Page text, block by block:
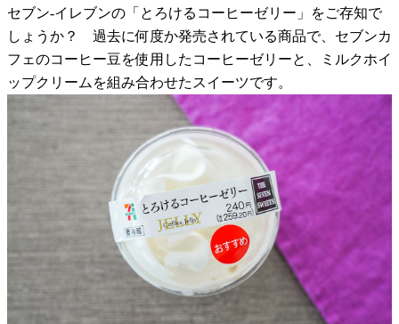
セブン-イレブンの「とろけるコーヒーゼリー」をご存知で
しょうか？ 過去に何度か発売されている商品で、セブンカ
フェのコーヒー豆を使用したコーヒーゼリーと、ミルクホイ
ップクリームを組み合わせたスイーツです。